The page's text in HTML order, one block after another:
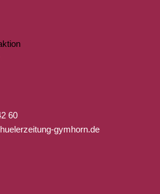
60
gymhorn.de